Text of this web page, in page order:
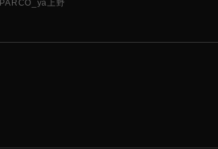
PARCO_ya上野